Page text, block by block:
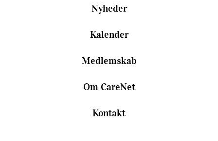
Nyheder
Kalender
Medlemskab
Om CareNet
Kontakt